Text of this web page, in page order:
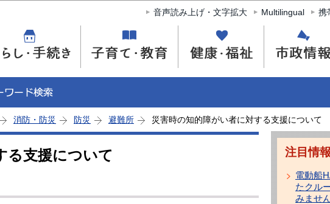
このページの本文へ移動
音声読み上げ・文字拡大 Multilingual 携
消防・防災 防災 避難所 災害時の知的障がい者に対する支援について
る支援について 注目情報
電動船
たクル
みませ